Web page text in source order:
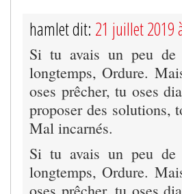
hamlet dit: 21 juillet 2019
Si tu avais un peu de
longtemps, Ordure.
oses prêcher, tu oses
proposer des solutions,
Mal incarnés.
Si tu avais un peu de
longtemps, Ordure.